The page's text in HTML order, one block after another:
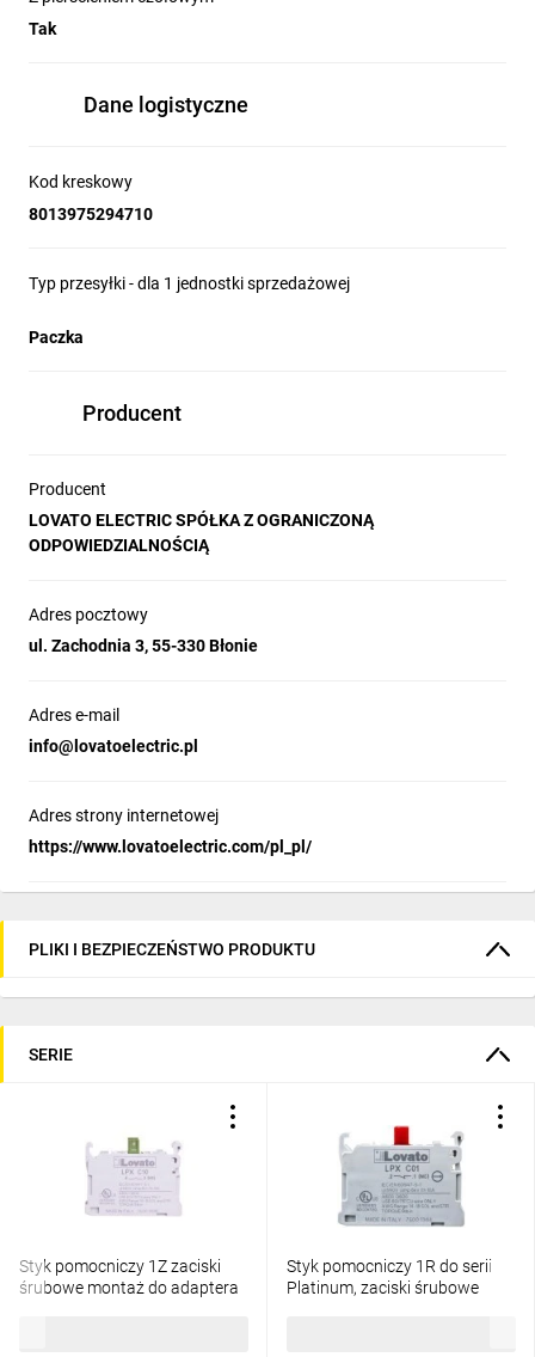
Tak
Dane logistyczne
Kod kreskowy
8013975294710
Typ przesyłki - dla 1 jednostki sprzedażowej
Paczka
Producent
Producent
LOVATO ELECTRIC SPÓŁKA Z OGRANICZONĄ
ODPOWIEDZIALNOŚCIĄ
Adres pocztowy
ul. Zachodnia 3, 55-330 Błonie
Adres e-mail
info@lovatoelectric.pl
Adres strony internetowej
https://www.lovatoelectric.com/pl_pl/
PLIKI I BEZPIECZEŃSTWO PRODUKTU
SERIE
Styk pomocniczy 1Z zaciski
śrubowe montaż do adaptera
Styk pomocniczy 1R do serii
Platinum, zaciski śrubowe